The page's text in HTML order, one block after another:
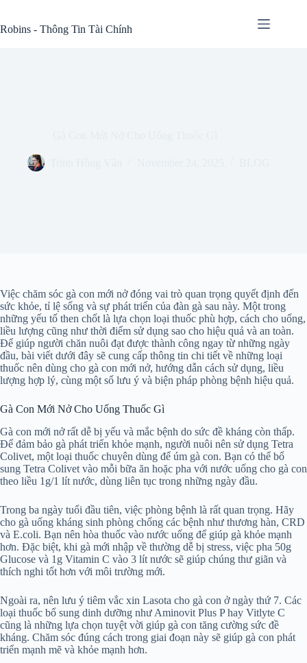
content
Robins - Thông Tin Tài Chính
Việc chăm sóc gà con mới nở đóng vai trò quan trọng quyết định đến
sức khỏe, tỉ lệ sống và sự phát triển của đàn gà sau này. Một trong
những yếu tố then chốt là lựa chọn loại thuốc phù hợp, cách cho uống,
liều lượng cũng như thời điểm sử dụng sao cho hiệu quả và an toàn.
Để giúp người chăn nuôi đạt được thành công ngay từ những ngày
đầu, bài viết dưới đây sẽ cung cấp thông tin chi tiết về những loại
thuốc nên dùng cho gà con mới nở, hướng dẫn cách sử dụng, liều
lượng hợp lý, cùng một số lưu ý và biện pháp phòng bệnh hiệu quả.
Gà Con Mới Nở Cho Uống Thuốc Gì
Gà con mới nở rất dễ bị yếu và mắc bệnh do sức đề kháng còn thấp.
Để đảm bảo gà phát triển khỏe mạnh, người nuôi nên sử dụng Tetra
Colivet, một loại thuốc chuyên dùng để úm gà con. Bạn có thể bổ
sung Tetra Colivet vào mỗi bữa ăn hoặc pha với nước uống cho gà con
theo liều 1g/1 lít nước, dùng liên tục trong những ngày đầu.
Trong ba ngày tuổi đầu tiên, việc phòng bệnh là rất quan trọng. Hãy
cho gà uống kháng sinh phòng chống các bệnh như thương hàn, CRD
và E.coli. Bạn nên hòa thuốc vào nước uống để giúp gà khỏe mạnh
hơn. Đặc biệt, khi gà mới nhập về thường dễ bị stress, việc pha 50g
Glucose và 1g Vitamin C vào 3 lít nước sẽ giúp chúng thư giãn và
thích nghi tốt hơn với môi trường mới.
Ngoài ra, nên lưu ý tiêm vắc xin Lasota cho gà con ở ngày thứ 7. Các
loại thuốc bổ sung dinh dưỡng như Aminovit Plus P hay Vitlyte C
cũng là những lựa chọn tuyệt vời giúp gà con tăng cường sức đề
kháng. Chăm sóc đúng cách trong giai đoạn này sẽ giúp gà con phát
triển mạnh mẽ và khỏe mạnh hơn.